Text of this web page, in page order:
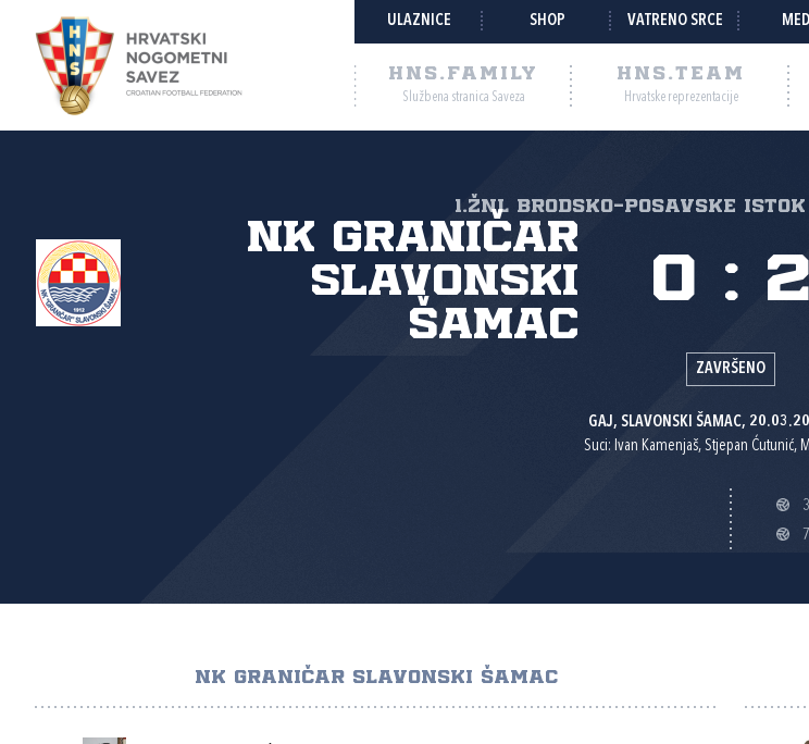
ULAZNICE SHOP VATRENO SRCE
HNS.FAMILY
Službena stranica Saveza
HNS.TEAM
Hrvatske reprezentacije
1.ŽNL Brodsko-Posavske Istok
NK Graničar
Slavonski
Šamac
0 : 2
ZAVRŠENO
GAJ, SLAVONSKI ŠAMAC,
Suci: Ivan Kamenjaš, Stjepan Ćutunić,
NK GRANIČAR SLAVONSKI ŠAMAC